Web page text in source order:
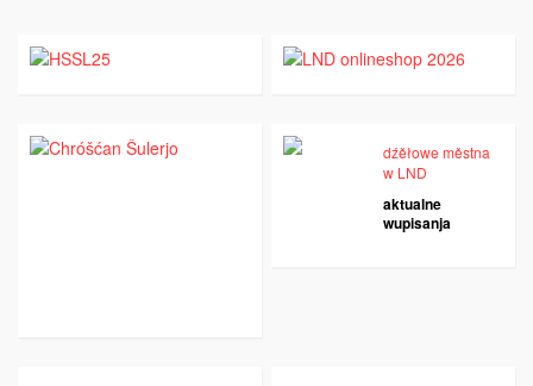
dźěłowe městna
w LND
aktualne
wupisanja